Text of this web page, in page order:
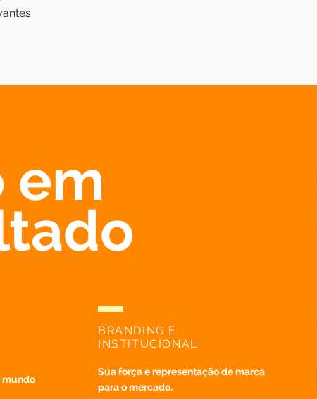
em
mundo
BRANDING E
INSTITUCIONAL
Sua força e representação de marca
para o mercado.